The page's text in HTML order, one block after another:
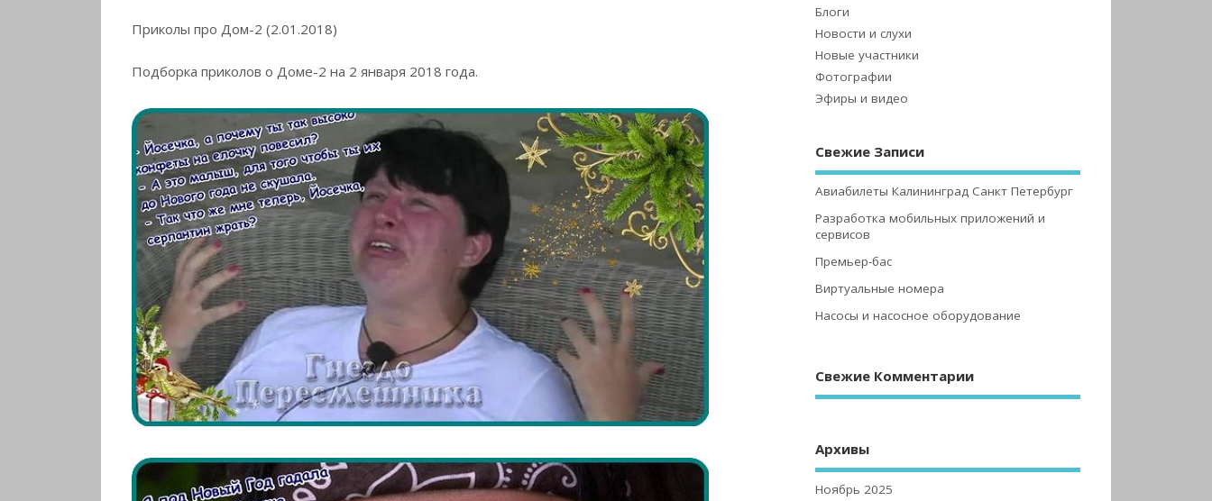
Приколы про Дом-2 (2.01.2018)
Подборка приколов о Доме-2 на 2 января 2018 года.
Блоги
Новости и слухи
Новые участники
Фотографии
Эфиры и видео
Свежие Записи
Авиабилеты Калининград Санкт Петербург
Разработка мобильных приложений и
сервисов
Премьер-бас
Виртуальные номера
Насосы и насосное оборудование
Свежие Комментарии
Архивы
Ноябрь 2025